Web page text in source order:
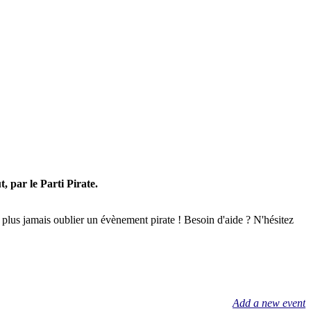
par le Parti Pirate.
plus jamais oublier un évènement pirate ! Besoin d'aide ? N'hésitez
Add a new event